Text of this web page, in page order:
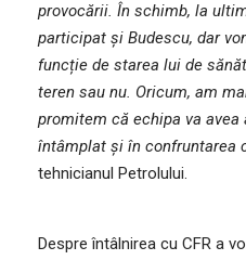
provocării. În schimb, la
participat și Budescu, dar
funcție de starea lui de
teren sau nu. Oricum, am
promitem că echipa va avea
întâmplat și în confruntarea
tehnicianul Petrolului.
Despre întâlnirea cu CFR a